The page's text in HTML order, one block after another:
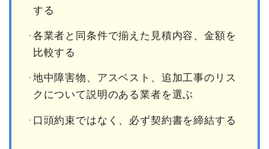
する
各業者と同条件で揃えた見積内容、金額を
比較する
地中障害物、アスベスト、追加工事のリス
クについて説明のある業者を選ぶ
口頭約束ではなく、必ず契約書を締結する